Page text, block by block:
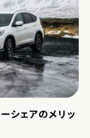
シェアのメリッ